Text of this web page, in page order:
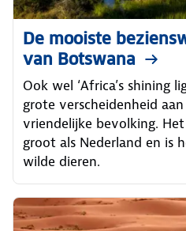
De mooiste
van Botswana
Ook wel ‘Africa’s shining
grote verscheidenheid
vriendelijke bevolking.
groot als Nederland en is
wilde dieren.